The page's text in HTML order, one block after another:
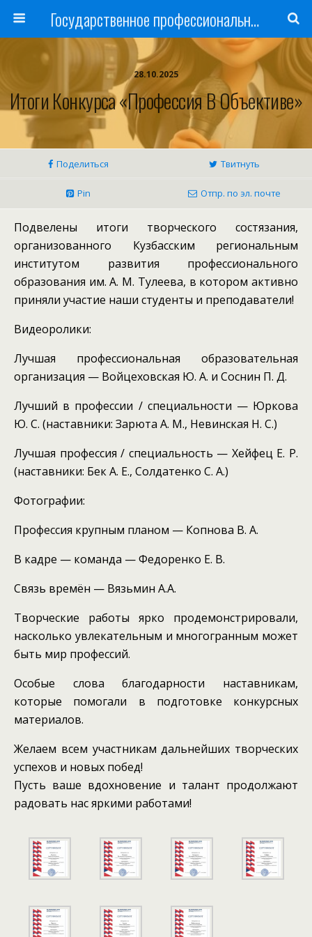
Государственное профессиональное образовательное учреждение
28.10.2025
Итоги Конкурса «Профессия В Объективе»
Поделиться Твитнуть
Pin Отпр. по эл. почте
Подвелены итоги творческого состязания,
организованного Кузбасским региональным
институтом развития профессионального
образования им. А. М. Тулеева, в котором активно
приняли участие наши студенты и преподаватели!
Видеоролики:
Лучшая профессиональная образовательная
организация — Войцеховская Ю. А. и Соснин П. Д.
Лучший в профессии / специальности — Юркова
Ю. С. (наставники: Зарюта А. М., Невинская Н. С.)
Лучшая профессия / специальность — Хейфец Е. Р.
(наставники: Бек А. Е., Солдатенко С. А.)
Фотографии:
Профессия крупным планом — Копнова В. А.
В кадре — команда — Федоренко Е. В.
Связь времён — Вязьмин А.А.
Творческие работы ярко продемонстрировали,
насколько увлекательным и многогранным может
быть мир профессий.
Особые слова благодарности наставникам,
которые помогали в подготовке конкурсных
материалов.
Желаем всем участникам дальнейших творческих
успехов и новых побед!
Пусть ваше вдохновение и талант продолжают
радовать нас яркими работами!